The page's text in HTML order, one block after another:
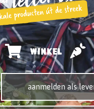
WINKEL
aanmelden als